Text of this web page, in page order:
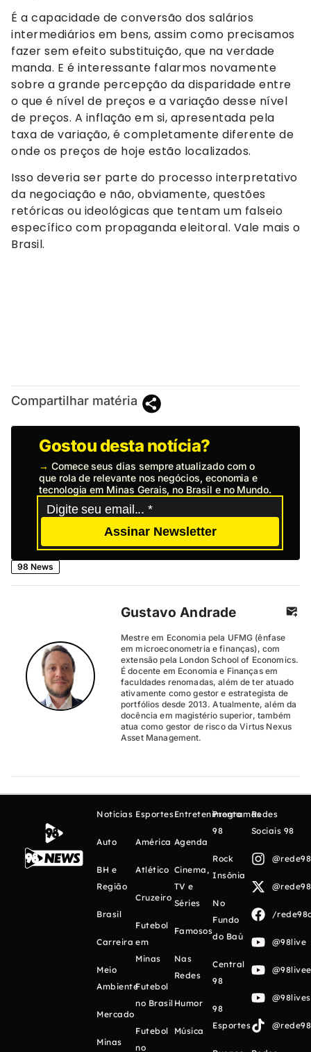
É a capacidade de conversão dos salários
intermediários em bens, assim como precisamos
fazer sem efeito substituição, que na verdade
manda. E é interessante falarmos novamente
sobre a grande percepção da disparidade entre
o que é nível de preços e a variação desse nível
de preços. A inflação em si, apresentada pela
taxa de variação, é completamente diferente de
onde os preços de hoje estão localizados.
Isso deveria ser parte do processo interpretativo
da negociação e não, obviamente, questões
retóricas ou ideológicas que tentam um falseio
específico com propaganda eleitoral. Vale mais o
Brasil.
Compartilhar matéria
Gostou desta notícia?
→ Comece seus dias sempre atualizado com o
que rola de relevante nos negócios, economia e
tecnologia em Minas Gerais, no Brasil e no Mundo.
Assinar Newsletter
98 News
Gustavo Andrade
Mestre em Economia pela UFMG (ênfase
em microeconometria e finanças), com
extensão pela London School of Economics.
É docente em Economia e Finanças em
faculdades renomadas, além de ter atuado
ativamente como gestor e estrategista de
portfólios desde 2013. Atualmente, além da
docência em magistério superior, também
atua como gestor de risco da Virtus Nexus
Asset Management.
Notícias
Auto
BH e
Região
Brasil
Carreira
Meio
Ambiente
Mercado
Minas
Esportes
América
Atlético
Cruzeiro
Futebol
em
Minas
Futebol
no Brasil
Futebol
no
Entretenimento
Agenda
Cinema,
TV e
Séries
Famosos
Nas
Redes
Humor
Música
Programas
98
Rock
Insônia
No
Fundo
do Baú
Central
98
98
Esportes
Redes
Sociais 98
/
@98live